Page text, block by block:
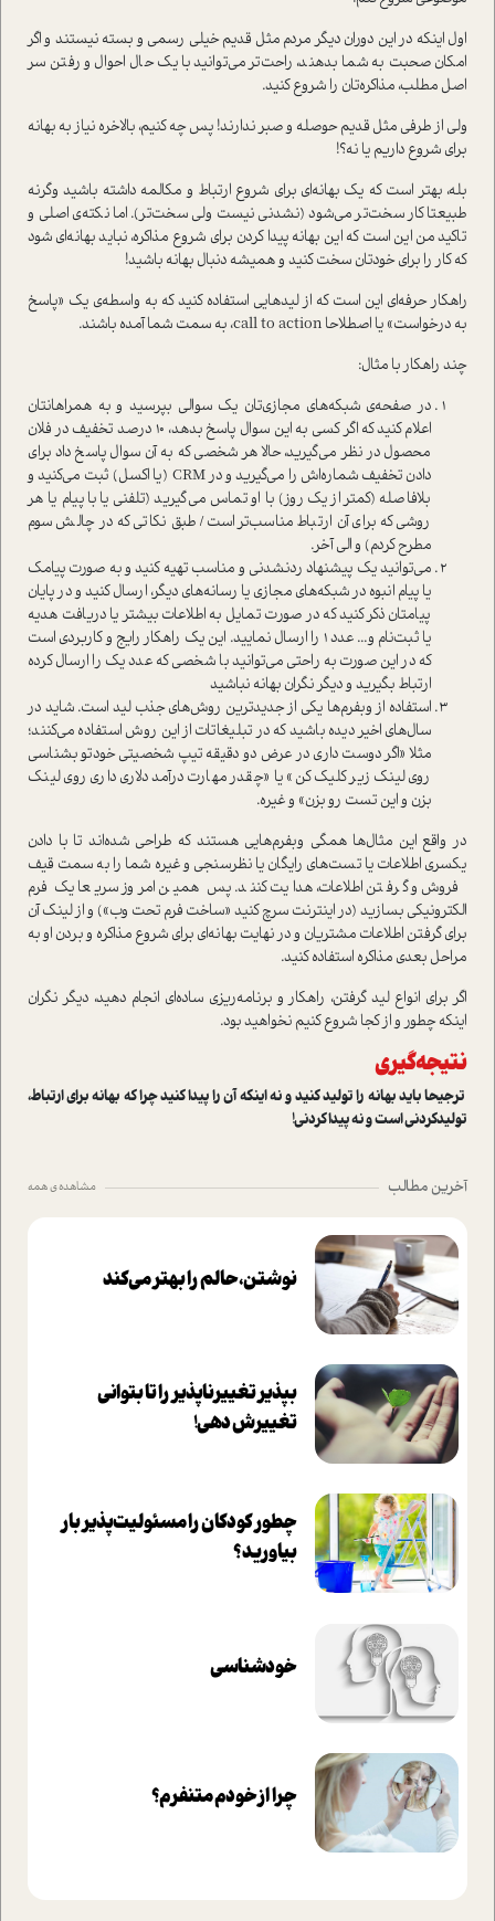
اول اینکه در این دوران دیگر مردم مثل قدیم‌ خیلی رسمی و بسته نیستند و اگر
امکان صحبت به شما بدهند، راحت‌تر می‌توانید با یک حال احوال و رفتن سر
اصل مطلب، مذاکره‌تان را شروع کنید.
ولی از طرفی مثل قدیم حوصله‌ و صبر ندارند! پس چه کنیم، بالاخره نیاز به بهانه
برای شروع داریم یا نه؟!
بله، بهتر است که یک بهانه‌ای برای شروع ارتباط و مکالمه داشته باشید وگرنه
طبیعتا کار سخت‌تر می‌شود (نشدنی نیست ولی سخت‌تر). اما نکته‌ی اصلی و
تاکید من این است که این بهانه پیدا کردن برای شروع مذاکره، نباید بهانه‌ای شود
که کار را برای خودتان سخت کنید و همیشه دنبال بهانه باشید!
راهکار حرفه‌ای این است که از لیدهایی استفاده کنید که به واسطه‌ی یک «پاسخ
به درخواست» یا اصطلاحا call to action، به سمت شما آمده باشند.
چند راهکار با مثال:
در صفحه‌ی شبکه‌های مجازی‌تان یک سوالی بپرسید و به همراهانتان
اعلام کنید که اگر کسی به این سوال پاسخ بدهد، 10 درصد تخفیف در فلان
محصول در نظر می‌گیرید، حالا هر شخصی که به آن سوال پاسخ داد برای
دادن تخفیف شماره‌اش را می‌گیرید و در CRM (یا اکسل) ثبت می‌کنید و
بلافاصله (کمتر از یک روز) با او تماس می‌گیرید (تلفنی یا با پیام یا هر
روشی که برای آن ارتباط مناسب‌تر است/ طبق نکاتی که در چالش سوم
مطرح کردم) و الی آخر.
می‌توانید یک پیشنهاد ردنشدنی و مناسب تهیه کنید و به صورت پیامک
یا پیام انبوه در شبکه‌های مجازی یا رسانه‌های دیگر، ارسال کنید و در پایان
پیامتان ذکر کنید که در صورت تمایل به اطلاعات بیشتر یا دریافت هدیه
یا ثبت‌نام و... عدد 1 را ارسال نمایید. این یک راهکار رایج و کاربردی است
که در این صورت به راحتی می‌توانید با شخصی که عدد یک را ارسال کرده
ارتباط بگیرید و دیگر نگران بهانه نباشید
استفاده از وبفرم‌ها یکی از جدیدترین روش‌های جذب لید است. شاید در
سال‌های اخیر دیده باشید که در تبلیغاتات از این روش استفاده می‌کنند؛
مثلا «اگر دوست داری در عرض دو دقیقه تیپ شخصیتی خودتو بشناسی
روی لینک زیر کلیک کن» یا «چقدر مهارت درآمد دلاری داری روی لینک
بزن و این تست رو بزن» و غیره.
در واقع این مثال‌ها همگی وبفرم‌هایی هستند که طراحی شده‌اند تا با دادن
یکسری اطلاعات یا تست‌های رایگان یا نظرسنجی و غیره شما را به سمت قیف
فروش و گرفتن اطلاعات، هدایت کنند. پس همین امروز سریعا یک فرم
الکترونیکی بسازید (در اینترنت سرچ کنید «ساخت فرم تحت وب») و از لینک آن
برای گرفتن اطلاعات مشتریان و در نهایت بهانه‌ای برای شروع مذاکره و بردن او به
مراحل بعدی مذاکره استفاده کنید.
اگر برای انواع لید گرفتن‌، راهکار و برنامه‌ریزی ساده‌ای انجام دهید، دیگر نگران
اینکه چطور و از کجا شروع کنیم نخواهید بود.
نتیجه‌گیری
ترجیحا باید بهانه را تولید کنید و نه اینکه آن را پیدا کنید چرا که بهانه برای ارتباط،
تولیدکردنی است و نه پیدا کردنی!
آخرین مطالب مشاهده ی همه
نوشتن، حالم را بهتر می‌کند
بپذير تغييرناپذير را تا بتواني
تغييرش دهي!‏
چطور کودکان را مسئولیت‌پذیر بار
بیاورید؟
خودشناسی
چرا از خودم متنفرم؟